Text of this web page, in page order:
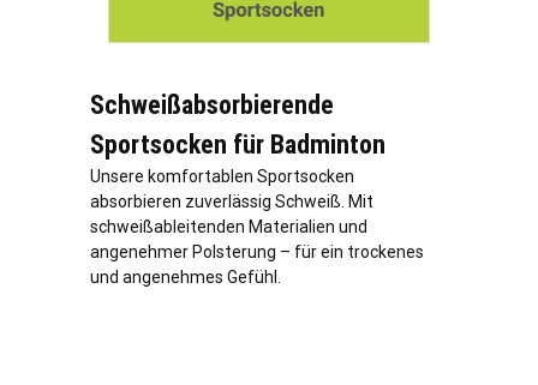
Schweißabsorbierende
Sportsocken für Badminton
Unsere komfortablen Sportsocken
absorbieren zuverlässig Schweiß. Mit
schweißableitenden Materialien und
angenehmer Polsterung – für ein trockenes
und angenehmes Gefühl.